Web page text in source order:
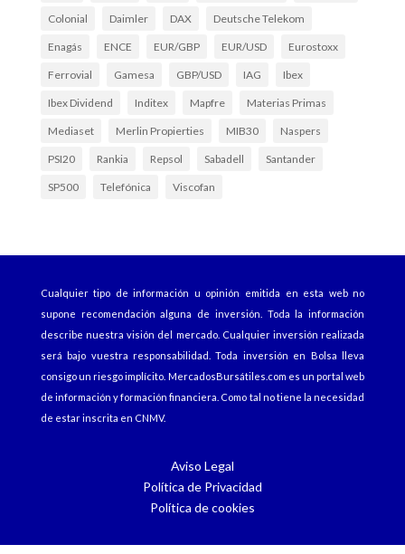
Colonial Daimler DAX Deutsche Telekom
Enagás ENCE EUR/GBP EUR/USD Eurostoxx
Ferrovial Gamesa GBP/USD IAG Ibex
Ibex Dividend Inditex Mapfre Materias Primas
Mediaset Merlin Propierties MIB30 Naspers
PSI20 Rankia Repsol Sabadell Santander
SP500 Telefónica Viscofan
Cualquier tipo de información u opinión emitida en esta web no
supone recomendación alguna de inversión. Toda la información
describe nuestra visión del mercado. Cualquier inversión realizada
será bajo vuestra responsabilidad. Toda inversión en Bolsa lleva
consigo un riesgo implícito. MercadosBursátiles.com es un portal web
de información y formación financiera. Como tal no tiene la necesidad
de estar inscrita en CNMV.
Aviso Legal
Política de Privacidad
Política de cookies